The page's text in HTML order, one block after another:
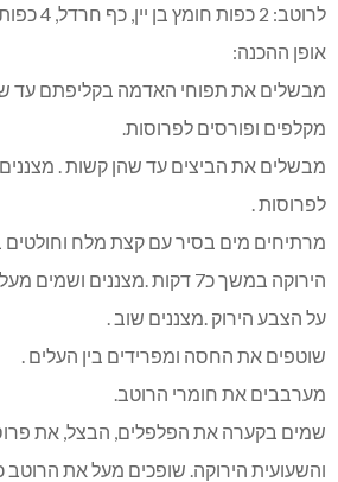
לרוטב: 2 כפות חומץ בן יין, כף חרדל, 4 כפות שמן זית, מלח ופלפל.
אופן ההכנה:
מבשלים את תפוחי האדמה בקליפתם עד
מקלפים ופורסים לפרוסות.
מבשלים את הביצים עד שהן קשות .
לפרוסות .
מרתיחים מים בסיר עם קצת מלח
הירוקה במשך כ7 דקות .מצננים
על הצבע הירוק .מצננים שוב .
שוטפים את החסה ומפרידים בין העלים .
מערבבים את חומרי הרוטב.
שמים בקערה את הפלפלים, הבצל, את
והשעועית הירוקה. שופכים מעל את הרוטב